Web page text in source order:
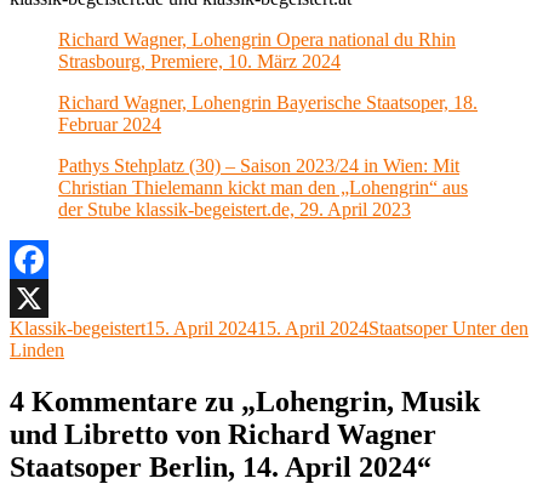
Richard Wagner, Lohengrin Opera national du Rhin
Strasbourg, Premiere, 10. März 2024
Richard Wagner, Lohengrin Bayerische Staatsoper, 18.
Februar 2024
Pathys Stehplatz (30) – Saison 2023/24 in Wien: Mit
Christian Thielemann kickt man den „Lohengrin“ aus
der Stube klassik-begeistert.de, 29. April 2023
Facebook
X
Autor
Klassik-begeistertVeröffentlicht
15. April 202415. April 2024Kategorien
Staatsoper Unter den
Linden
4 Kommentare zu „Lohengrin, Musik
und Libretto von Richard Wagner
Staatsoper Berlin, 14. April 2024“